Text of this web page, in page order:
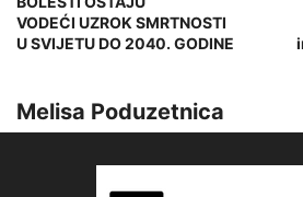
VODEĆI UZROK SMRTNOSTI
U SVIJETU DO 2040. GODINE
Melisa Poduzetnica